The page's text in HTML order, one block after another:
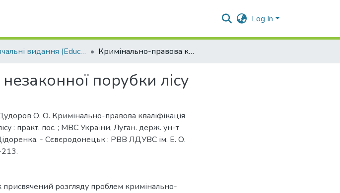
Log In
Навчальні видання (Educational publications) Кримінально-правова кваліфікація незаконної порубки лісу
порубки лісу
О. О. Кримінально-правова кваліфікація
: практ. пос. ; МВС України, Луган. держ. ун-т
- Сєвєродонецьк : РВВ ЛДУВС ім. Е. О.
присвячений розгляду проблем кримінально-